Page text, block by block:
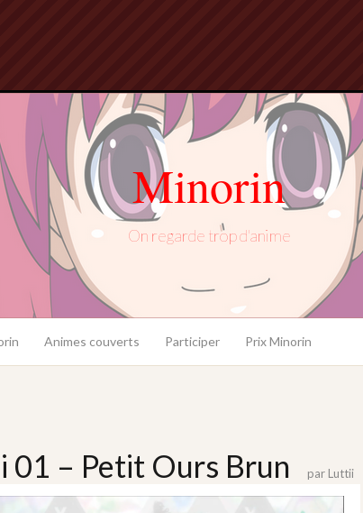
Minorin
On regarde trop d'anime
Animes couverts Participer Prix Minorin
01 – Petit Ours Brun par Luttii